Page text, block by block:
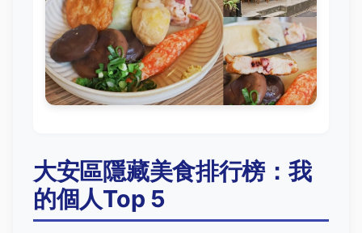
大安區隱藏美食排行榜：我
的個人Top 5